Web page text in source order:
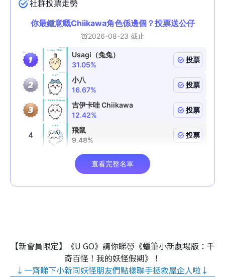
【新會員限定】《U GO》請你睇👹《蠟筆小新劇場版：千
奇百怪！我的妖怪假期》！
↓一齊睇下小新同妖怪朋友們點樣聯手拯救屋企人啦↓